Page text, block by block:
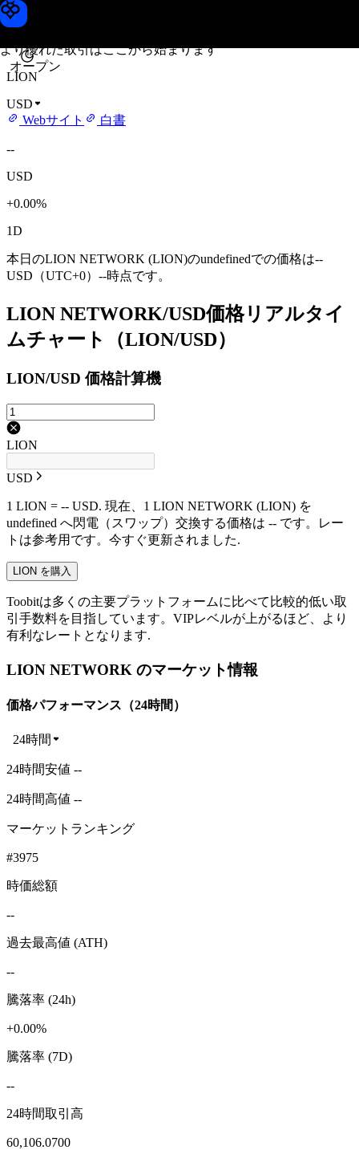
より優れた取引はここから始まります
オープン
LION NETWORK価格
LION
USD
Webサイト
白書
--
USD
+0.00%
1D
本日のLION NETWORK (LION)のundefinedでの価格は--
USD（UTC+0）--時点です。
LION NETWORK/USD価格リアルタイ
ムチャート（LION/USD）
LION/USD 価格計算機
LION
USD
1 LION = -- USD. 現在、1 LION NETWORK (LION) を
undefined へ閃電（スワップ）交換する価格は -- です。レー
トは参考用です。今すぐ更新されました.
LION を購入
Toobitは多くの主要プラットフォームに比べて比較的低い取
引手数料を目指しています。VIPレベルが上がるほど、より
有利なレートとなります.
LION NETWORK のマーケット情報
価格パフォーマンス（24時間）
24時間
24時間安値 --
24時間高値 --
マーケットランキング
#3975
時価総額
--
過去最高値 (ATH)
--
騰落率 (24h)
+0.00%
騰落率 (7D)
--
24時間取引高
60,106.0700